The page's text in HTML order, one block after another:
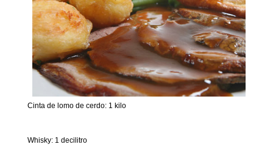
Cinta de lomo de cerdo: 1 kilo
Whisky: 1 decilitro